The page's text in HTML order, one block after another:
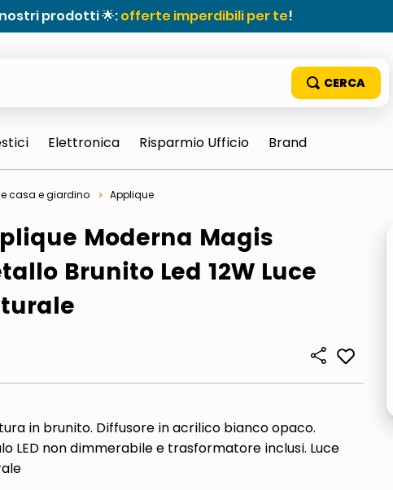
prodotti 🌟:offerte imperdibili per te!
sun
Elettronica Risparmio Ufficio Brand
casa e giardino Applique
Moderna Magis
Brunito Led 12W Luce
in brunito. Diffusore in acrilico bianco opaco.
LED non dimmerabile e trasformatore inclusi. Luce